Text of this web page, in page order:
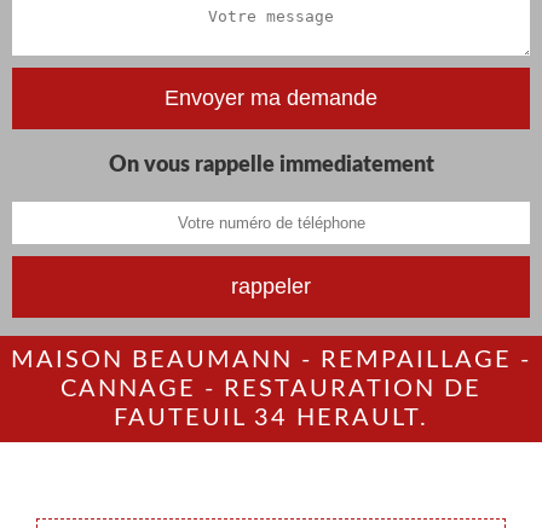
On vous rappelle immediatement
MAISON BEAUMANN - REMPAILLAGE -
CANNAGE - RESTAURATION DE
FAUTEUIL 34 HERAULT.